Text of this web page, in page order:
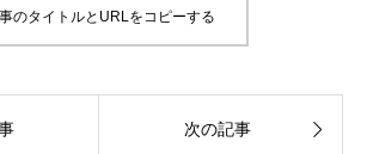
のタイトルとURLをコピーする
次の記事 